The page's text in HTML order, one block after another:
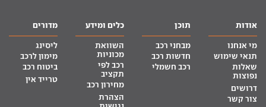
אודות
מי אנחנו
תנאי שימוש
שאלות
נפוצות
דרושים
צור קשר
תוכן
מבחני רכב
חדשות רכב
רכב חשמלי
כלים ומידע
השוואת
מכוניות
רכב לפי
תקציב
מחירון רכב
הצהרת
מדורים
ליסינג
מימון לרכב
ביטוח רכב
טרייד אין